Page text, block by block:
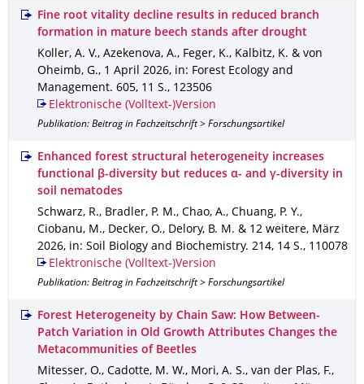
Fine root vitality decline results in reduced branch
formation in mature beech stands after drought
Koller, A. V., Azekenova, A., Feger, K., Kalbitz, K. & von
Oheimb, G., 1 April 2026, in: Forest Ecology and
Management. 605, 11 S., 123506
Elektronische (Volltext-)Version
Publikation: Beitrag in Fachzeitschrift > Forschungsartikel
Enhanced forest structural heterogeneity increases
functional β-diversity but reduces α- and γ-diversity in
soil nematodes
Schwarz, R., Bradler, P. M., Chao, A., Chuang, P. Y.,
Ciobanu, M., Decker, O., Delory, B. M. & 12 weitere, März
2026, in: Soil Biology and Biochemistry. 214, 14 S., 110078
Elektronische (Volltext-)Version
Publikation: Beitrag in Fachzeitschrift > Forschungsartikel
Forest Heterogeneity by Chain Saw: How Between-
Patch Variation in Old Growth Attributes Changes the
Metacommunities of Beetles
Mitesser, O., Cadotte, M. W., Mori, A. S., van der Plas, F.,